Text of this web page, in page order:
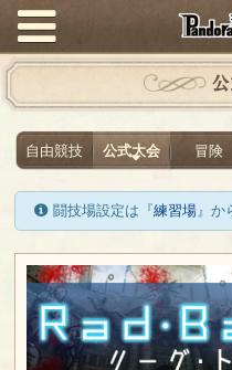
自由競技 公式大会 冒険
闘技場設定は『練習場』か